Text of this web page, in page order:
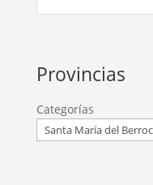
Provincias
Categorías